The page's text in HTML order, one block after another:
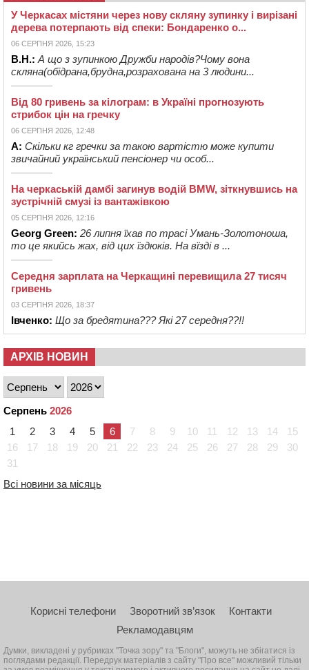
У Черкасах містяни через нову скляну зупинку і вирізані
дерева потерпають від спеки: Бондаренко о...
06 СЕРПНЯ 2026, 15:23
В.Н.: А що з зупинкою Дружби народів?Чому вона
скляна(обідрана,брудна,розрахована на 3 людини...
Від 80 гривень за кілограм: в Україні прогнозують
стрибок цін на гречку
06 СЕРПНЯ 2026, 12:48
А: Скільки кг гречки за такою вартістю може купити
звичайний український пенсіонер чи особ...
На черкаській дамбі загинув водій BMW, зіткнувшись на
зустрічній смузі із вантажівкою
05 СЕРПНЯ 2026, 12:16
Georg Green: 26 липня їхав по трасі Умань-Золотоноша,
то це якийсь жах, від цих їздюків. На вїзді в ...
Середня зарплата на Черкащині перевищила 27 тисяч
гривень
03 СЕРПНЯ 2026, 18:37
Івченко: Що за бредятина??? Які 27 середня??!!
АРХІВ НОВИН
Серпень 2026
1
2 3 4 5 6 7 8 9 10 11 12 13 14
15
16
17 18 19 20 21 22 23 24 25 26 27 28 29
30
31
Всі новини за місяць
Корисні телефони Зворотний зв’язок
Контакти
Рекламодавцям
Думки, викладені у рубриках "Точка зору" та "Блоги", можуть не збігатися із
поглядами редакції. Передрук матеріалів з сайту "Про все" можливий тільки